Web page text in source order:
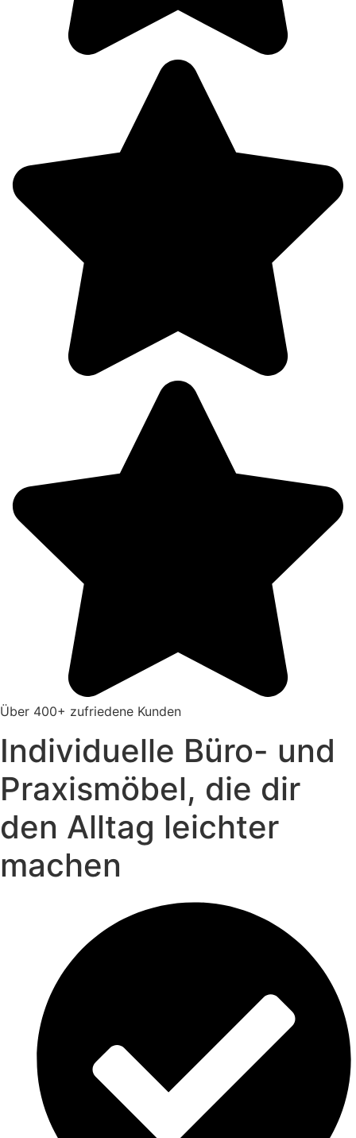
Über 400+ zufriedene Kunden
Individuelle Büro- und
Praxismöbel, die dir
den Alltag leichter
machen